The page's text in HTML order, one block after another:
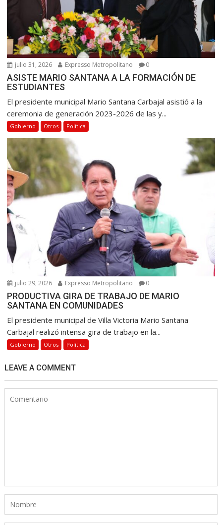
julio 31, 2026 Expresso Metropolitano 0
ASISTE MARIO SANTANA A LA FORMACIÓN DE
ESTUDIANTES
El presidente municipal Mario Santana Carbajal asistió a la
ceremonia de generación 2023-2026 de las y...
Gobierno Otros Política
julio 29, 2026 Expresso Metropolitano 0
PRODUCTIVA GIRA DE TRABAJO DE MARIO
SANTANA EN COMUNIDADES
El presidente municipal de Villa Victoria Mario Santana
Carbajal realizó intensa gira de trabajo en la...
Gobierno Otros Política
LEAVE A COMMENT